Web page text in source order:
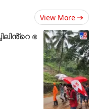
View More
ഭ